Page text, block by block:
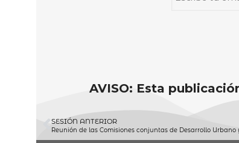
AVISO: Esta
SESIÓN ANTERIOR
Reunión de las Comisiones conjuntas de Desarrollo Urbano